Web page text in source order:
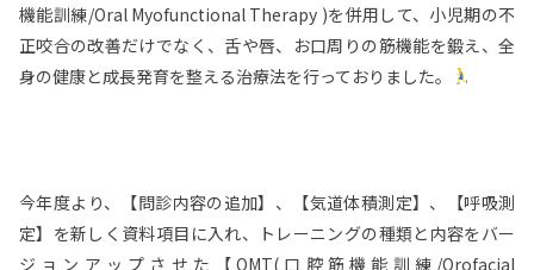
機能訓練/Oral Myofunctional Therapy )を併用して、小児期の不
正咬合の改善だけでなく、舌や唇、お口周りの筋機能を鍛え、全
身の健康と成長発育を整える治療法を行っておりました。
今年度より、【問診内容の追加】、【気道体積測定】、【呼吸測
定】を新しく資料項目に入れ、トレーニングの種類と内容をバー
ジョンアップさせた【OMT(口腔筋機能訓練/Orofacial